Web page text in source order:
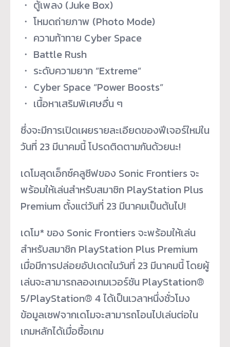
・ ตู้เพลง (Juke Box)
・ โหมดถ่ายภาพ (Photo Mode)
・ ความท้าทาย Cyber Space
・ Battle Rush
・ ระดับความยาก ”Extreme”
・ Cyber Space “Power Boosts”
・ เนื้อหาเสริมพิเศษอื่น ๆ
ซึ่งจะมีการเปิดเผยรายละเอียดของฟีเจอร์ใหม่ใน
วันที่ 23 มีนาคมนี้ โปรดติดตามกันด้วยนะ!
เดโมสุดเอ็กซ์คลูซีฟของ Sonic Frontiers จะ
พร้อมให้เล่นสำหรับสมาชิก PlayStation Plus
Premium ตั้งแต่วันที่ 23 มีนาคมเป็นต้นไป!
เดโม* ของ Sonic Frontiers จะพร้อมให้เล่น
สำหรับสมาชิก PlayStation Plus Premium
เมื่อมีการปล่อยอัปเดตในวันที่ 23 มีนาคมนี้ โดยผู้
เล่นจะสามารถลองเกมเวอร์ชัน PlayStation®
5/PlayStation® 4 ได้เป็นเวลาหนึ่งชั่วโมง
ข้อมูลเซฟจากเดโมจะสามารถโอนไปเล่นต่อใน
เกมหลักได้เมื่อซื้อเกม